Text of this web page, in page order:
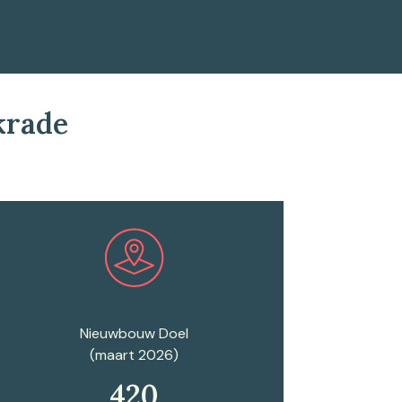
Plan een afspraak
Nieuwbouw Doel
(maart 2026)